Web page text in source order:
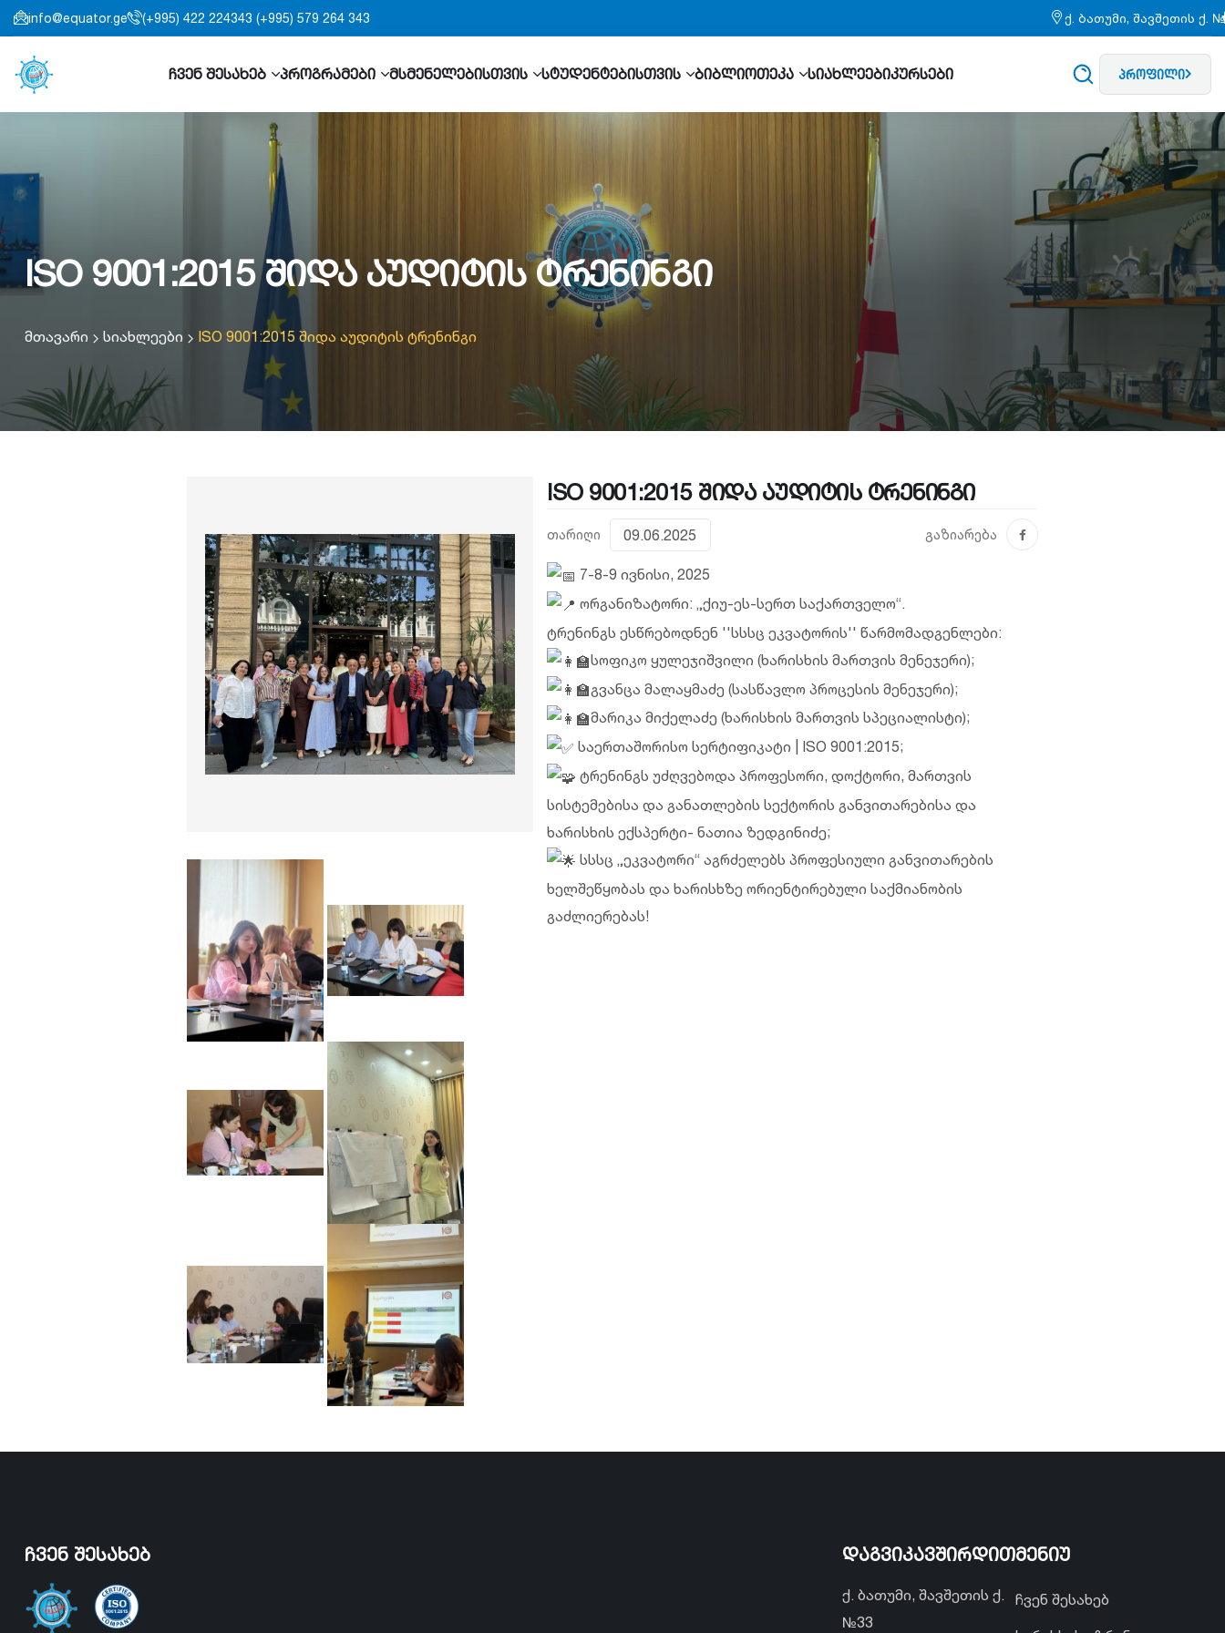
info@equator.ge (+995) 422 224343 (+995) 579 264 343 ქ. ბათუმი, შავშეთის ქ.
ჩვენ შესახებ პროგრამები მსმენელებისთვის სტუდენტებისთვის ბიბლიოთეკა სიახლეებიკურსები პროფილი
ISO 9001:2015 შიდა აუდიტის ტრენინგი
მთავარი სიახლეები ISO 9001:2015 შიდა აუდიტის ტრენინგი
ISO 9001:2015 შიდა აუდიტის ტრენინგი
თარიღი 09.06.2025 გაზიარება
7-8-9 ივნისი, 2025
ორგანიზატორი: „ქიუ-ეს-სერთ საქართველო“.
ტრენინგს ესწრებოდნენ ''სსსც ეკვატორის'' წარმომადგენლები:
სოფიკო ყულეჯიშვილი (ხარისხის მართვის მენეჯერი);
გვანცა მალაყმაძე (სასწავლო პროცესის მენეჯერი);
მარიკა მიქელაძე (ხარისხის მართვის სპეციალისტი);
საერთაშორისო სერტიფიკატი | ISO 9001:2015;
ტრენინგს უძღვებოდა პროფესორი, დოქტორი, მართვის
სისტემებისა და განათლების სექტორის განვითარებისა და
ხარისხის ექსპერტი- ნათია ზედგინიძე;
სსსც „ეკვატორი“ აგრძელებს პროფესიული განვითარების
ხელშეწყობას და ხარისხზე ორიენტირებული საქმიანობის
გაძლიერებას!
ჩვენ შესახებ დაგვიკავშირდით
ქ. ბათუმი, შავშეთის ქ.
№33
მენიუ
ჩვენ შესახებ